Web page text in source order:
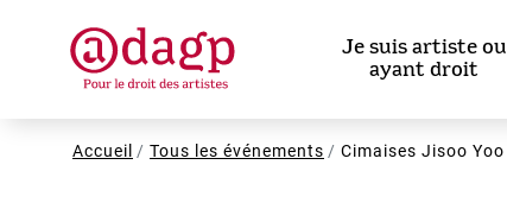
Je suis artiste ou
ayant droit
Fil
Accueil Tous les événements Cimaises Jisoo Yoo